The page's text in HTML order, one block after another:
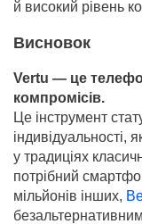
й високий рівень
Висновок
Vertu — це
компромісів.
Це інструмент
індивідуальності,
у традиціях
потрібний
мільйонів інших,